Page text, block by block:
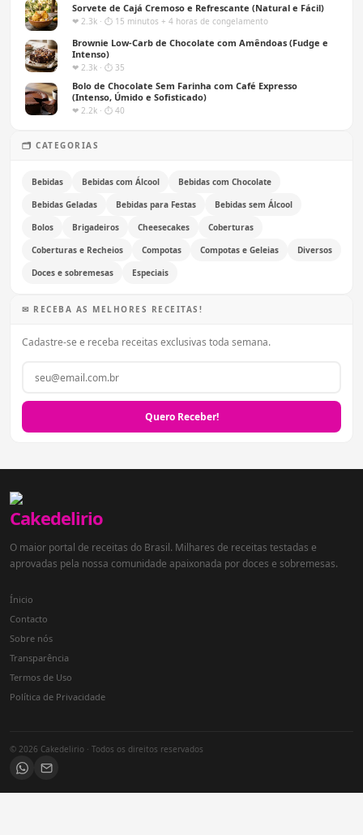
Sorvete de Cajá Cremoso e Refrescante (Natural e Fácil)
❤ 2.3k · ⏱ 15 minutos + 4 horas de congelamento
Brownie Low-Carb de Chocolate com Amêndoas (Fudge e
Intenso)
❤ 2.3k · ⏱ 35
Bolo de Chocolate Sem Farinha com Café Expresso
(Intenso, Úmido e Sofisticado)
❤ 2.2k · ⏱ 40
🗂 CATEGORIAS
Bebidas Bebidas com Álcool
Bebidas com Chocolate
Bebidas Geladas
Bebidas para Festas
Bebidas sem Álcool
Bolos
Brigadeiros Cheesecakes
Coberturas
Coberturas e Recheios
Compotas Compotas e Geleias
Diversos
Doces e sobremesas
Especiais
✉ RECEBA AS MELHORES RECEITAS!
Cadastre-se e receba receitas exclusivas toda semana.
Quero Receber!
O maior portal de receitas do Brasil. Milhares de receitas testadas e
aprovadas pela nossa comunidade apaixonada por doces e sobremesas.
Ínicio
Contacto
Sobre nós
Transparência
Termos de Uso
Política de Privacidade
© 2026 Cakedelirio · Todos os direitos reservados